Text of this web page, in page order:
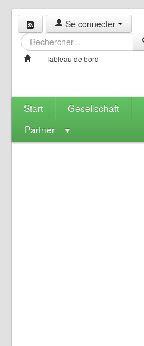
Se connecter
Tableau de bord
Start Gesellschaft
Partner
▼